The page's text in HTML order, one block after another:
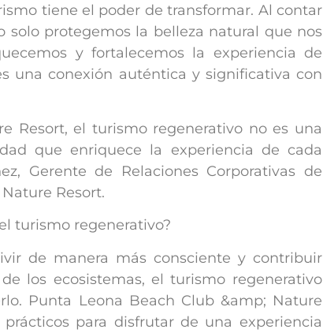
tiene el poder de transformar. Al contar
solo protegemos la belleza natural que nos
y fortalecemos la experiencia de
una conexión auténtica y significativa con
Resort, el turismo regenerativo no es una
que enriquece la experiencia de cada
Gerente de Relaciones Corporativas de
Resort.
turismo regenerativo?
de manera más consciente y contribuir
los ecosistemas, el turismo regenerativo
Punta Leona Beach Club &amp; Nature
para disfrutar de una experiencia